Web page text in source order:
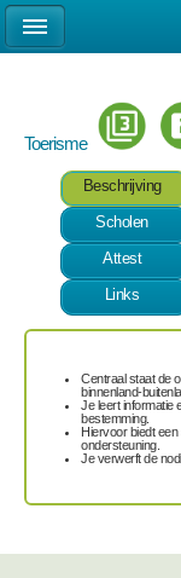
Toerisme
Beschrijving
Scholen
Attest
Links
Centraal staat de
binnenland-
Je leert informatie
bestemming.
Hiervoor biedt
ondersteuning.
Je verwerft de